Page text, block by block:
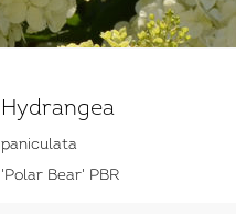
Hydrangea
paniculata
'Polar Bear' PBR